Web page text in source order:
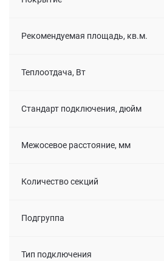
Рекомендуемая площадь, кв.м.
Теплоотдача, Вт
Стандарт подключения, дюйм
Межосевое расстояние, мм
Количество секций
Подгруппа
Тип подключения